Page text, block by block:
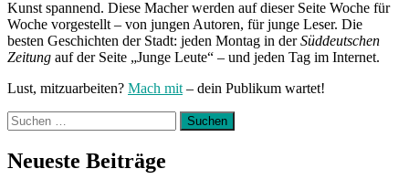
Kunst spannend. Diese Macher werden auf dieser Seite Woche für
Woche vorgestellt – von jungen Autoren, für junge Leser. Die
besten Geschichten der Stadt: jeden Montag in derSüddeutschen
Zeitung auf der Seite „Junge Leute“ – und jeden Tag im Internet.
Lust, mitzuarbeiten? Mach mit – dein Publikum wartet!
Suchen
nach:
Neueste Beiträge